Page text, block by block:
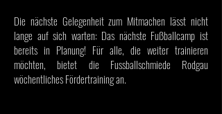
Die nächste Gelegenheit zum Mitmachen lässt nicht
lange auf sich warten: Das nächste Fußballcamp ist
bereits in Planung! Für alle, die weiter trainieren
möchten, bietet die Fussballschmiede Rodgau
wöchentliches Fördertraining an.